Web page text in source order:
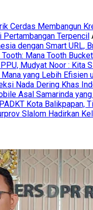
Cerdas Membangun
Pertambangan Terpencil
dengan Smart URL,
Mana Tooth
Mudyat Noor : Kita
yang Lebih Efisien
Nada Dering Khas
Asal Samarinda
Kota Balikpapan,
Slalom Hadirkan